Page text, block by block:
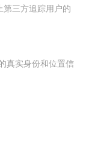
三方追踪用户的
真实身份和位置信